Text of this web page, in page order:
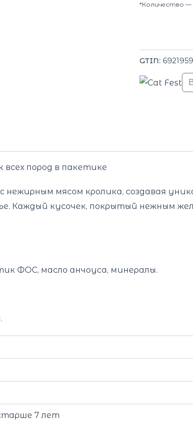
*Количество —
GTIN:
пород в пакетике
мясом кролика, создавая
Каждый кусочек, покрытый нежным
ФОС, масло анчоуса, минералы.
7 лет